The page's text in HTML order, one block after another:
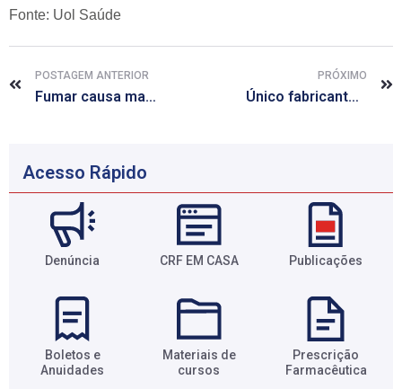
Fonte: Uol Saúde
POSTAGEM ANTERIOR
Fumar causa mais doenças e mortes do que se imaginava, indica estudo
PRÓXIMO
Único fabricante de remédio para dois tipos de câncer suspende produção
Acesso Rápido
Denúncia CRF EM CASA Publicações
Boletos e
Anuidades​
Materiais de
cursos​
Prescrição
Farmacêutica​